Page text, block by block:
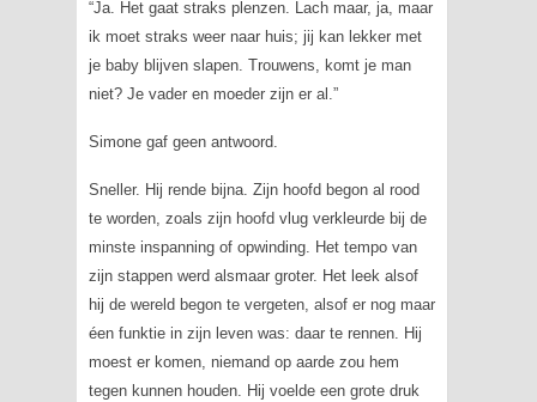
“Ja. Het gaat straks plenzen. Lach maar, ja, maar
ik moet straks weer naar huis; jij kan lekker met
je baby blijven slapen. Trouwens, komt je man
niet? Je vader en moeder zijn er al.”
Simone gaf geen antwoord.
Sneller. Hij rende bijna. Zijn hoofd begon al rood
te worden, zoals zijn hoofd vlug verkleurde bij de
minste inspanning of opwinding. Het tempo van
zijn stappen werd alsmaar groter. Het leek alsof
hij de wereld begon te vergeten, alsof er nog maar
éen funktie in zijn leven was: daar te rennen. Hij
moest er komen, niemand op aarde zou hem
tegen kunnen houden. Hij voelde een grote druk